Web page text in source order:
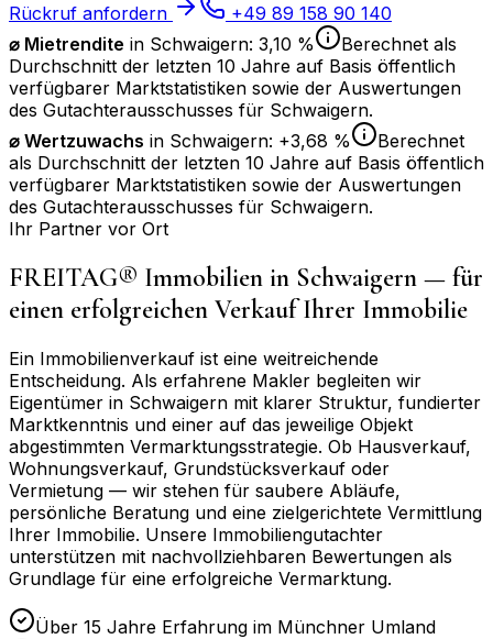
Rückruf anfordern
+49 89 158 90 140
⌀ Mietrendite in Schwaigern: 3,10 %
Berechnet als
Durchschnitt der letzten 10 Jahre auf Basis öffentlich
verfügbarer Marktstatistiken sowie der Auswertungen
des Gutachterausschusses für Schwaigern.
⌀ Wertzuwachs in Schwaigern: +3,68 %
Berechnet
als Durchschnitt der letzten 10 Jahre auf Basis öffentlich
verfügbarer Marktstatistiken sowie der Auswertungen
des Gutachterausschusses für Schwaigern.
Ihr Partner vor Ort
FREITAG® Immobilien in Schwaigern — für
einen erfolgreichen Verkauf Ihrer Immobilie
Ein Immobilienverkauf ist eine weitreichende
Entscheidung. Als erfahrene Makler begleiten wir
Eigentümer in Schwaigern mit klarer Struktur, fundierter
Marktkenntnis und einer auf das jeweilige Objekt
abgestimmten Vermarktungsstrategie. Ob Hausverkauf,
Wohnungsverkauf, Grundstücksverkauf oder
Vermietung — wir stehen für saubere Abläufe,
persönliche Beratung und eine zielgerichtete Vermittlung
Ihrer Immobilie. Unsere Immobiliengutachter
unterstützen mit nachvollziehbaren Bewertungen als
Grundlage für eine erfolgreiche Vermarktung.
Über 15 Jahre Erfahrung im Münchner Umland